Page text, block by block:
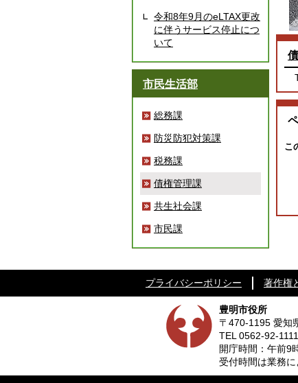
令和8年9月のeLTAX更改
に伴うサービス停止につ
いて
市民生活部
総務課
防災防犯対策課
税務課
債権管理課
共生社会課
市民課
こ
プライバシーポリシー 著作権
豊明市役所
〒470-1195 愛知
TEL0562-92-1111
開庁時間：午前9
受付時間は業務によっ